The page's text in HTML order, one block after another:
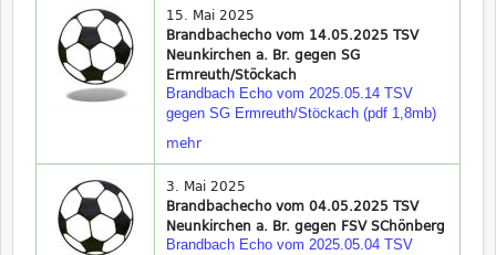
15. Mai 2025
Brandbachecho vom 14.05.2025 TSV
Neunkirchen a. Br. gegen SG
Ermreuth/Stöckach
Brandbach Echo vom 2025.05.14 TSV
gegen SG Ermreuth/Stöckach (pdf 1,8mb)
mehr
3. Mai 2025
Brandbachecho vom 04.05.2025 TSV
Neunkirchen a. Br. gegen FSV SChönberg
Brandbach Echo vom 2025.05.04 TSV